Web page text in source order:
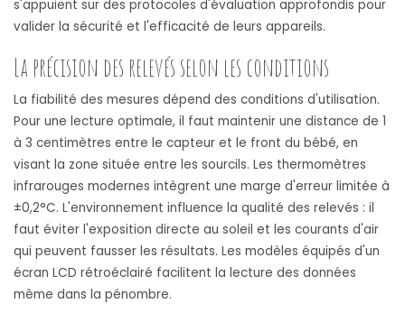
s'appuient sur des protocoles d'évaluation approfondis pour
valider la sécurité et l'efficacité de leurs appareils.
La précision des relevés selon les conditions
La fiabilité des mesures dépend des conditions d'utilisation.
Pour une lecture optimale, il faut maintenir une distance de 1
à 3 centimètres entre le capteur et le front du bébé, en
visant la zone située entre les sourcils. Les thermomètres
infrarouges modernes intègrent une marge d'erreur limitée à
±0,2°C. L'environnement influence la qualité des relevés : il
faut éviter l'exposition directe au soleil et les courants d'air
qui peuvent fausser les résultats. Les modèles équipés d'un
écran LCD rétroéclairé facilitent la lecture des données
même dans la pénombre.